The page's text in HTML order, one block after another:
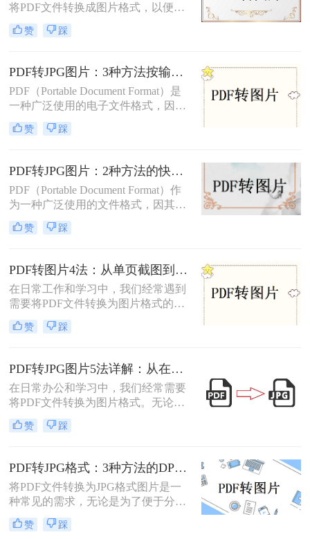
将PDF文件转换成图片格式，以便于
分享、打印或进行其他编辑操作。那
么pdf转成图片怎么转呢？本文将介绍
赞 踩
PDF转JPG图片：3种方法按输出质量和批量需求选择！
PDF（Portable Document Format）是
一种广泛使用的电子文件格式，因其
跨平台性和良好的排版效果而受到青
睐。然而，在某些情况下，我们可能
式，以便更方便地在不同设备或软件
上进行查看和编辑。那么pdf怎么转换
成jpg图片呢？本文将介绍四种常用的
将PDF文件转换为JPG图片的方法，
帮助您根据不同的需求选择最合适的
方式。
赞 踩
PDF转JPG图片：2种方法的快捷操作和格式选择要点！
PDF（Portable Document Format）作
为一种广泛使用的文件格式，因其跨
平台、不易被篡改的特性而备受青
睐。然而，在某些情况下，我们可能
便于在更多设备上查看、分享或进行
编辑。那么怎么将pdf转换成jpg图片
呢？本文将介绍两种将PDF转换成
JPG图片的方法，包括使用专业软件
和在线转换工具，帮助大家轻松应对
这一需求。
赞 踩
PDF转图片4法：从单页截图到批量导出的完整操作路径！
在日常工作和学习中，我们经常遇到
需要将PDF文件转换为图片格式的情
况。无论是制作PPT素材、在社交媒
体分享资料，还是在不方便打开PDF
把PDF转成图片都是一项必备技能。
本文将详细介绍4种实用的转换方
法，帮助您快速掌握这项技能。
赞 踩
PDF转JPG图片5法详解：从在线工具到桌面端全路径对比！
在日常办公和学习中，我们经常需要
将PDF文件转换为图片格式。无论是
为了方便分享、嵌入演示文稿，还是
为了保护文档内容不被随意编辑，掌
实用的技能。本文将详细介绍5种经
过验证的有效方法，帮助您根据不同
场景选择最适合的解决方案。
赞 踩
PDF转JPG格式：3种方法的DPI设置和清晰度调节技巧！
将PDF文件转换为JPG格式图片是一
种常见的需求，无论是为了便于分
享、编辑还是其他用途。那么PDF转
jpg格式图片怎么弄呢？本文将介绍一
赞 踩